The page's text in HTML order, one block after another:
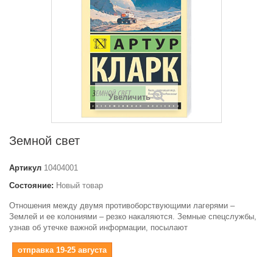
Увеличить
Земной свет
Артикул 10404001
Состояние: Новый товар
Отношения между двумя противоборствующими лагерями –
Землей и ее колониями – резко накаляются. Земные спецслужбы,
узнав об утечке важной информации, посылают
отправка 19-25 августа